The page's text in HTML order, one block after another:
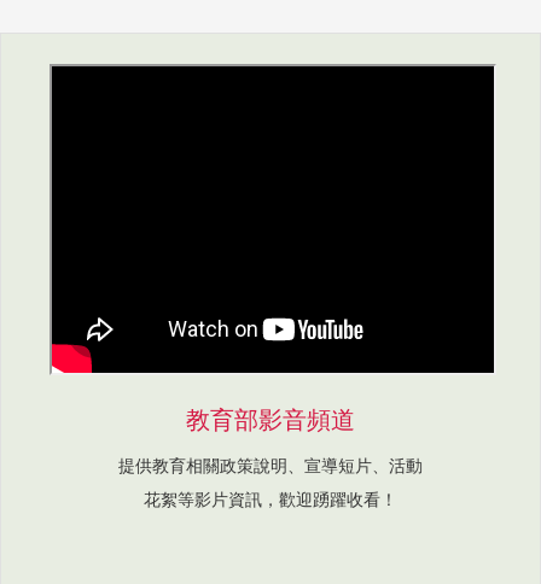
教育部影音頻道
提供教育相關政策說明、宣導短片、活動
花絮等影片資訊，歡迎踴躍收看！